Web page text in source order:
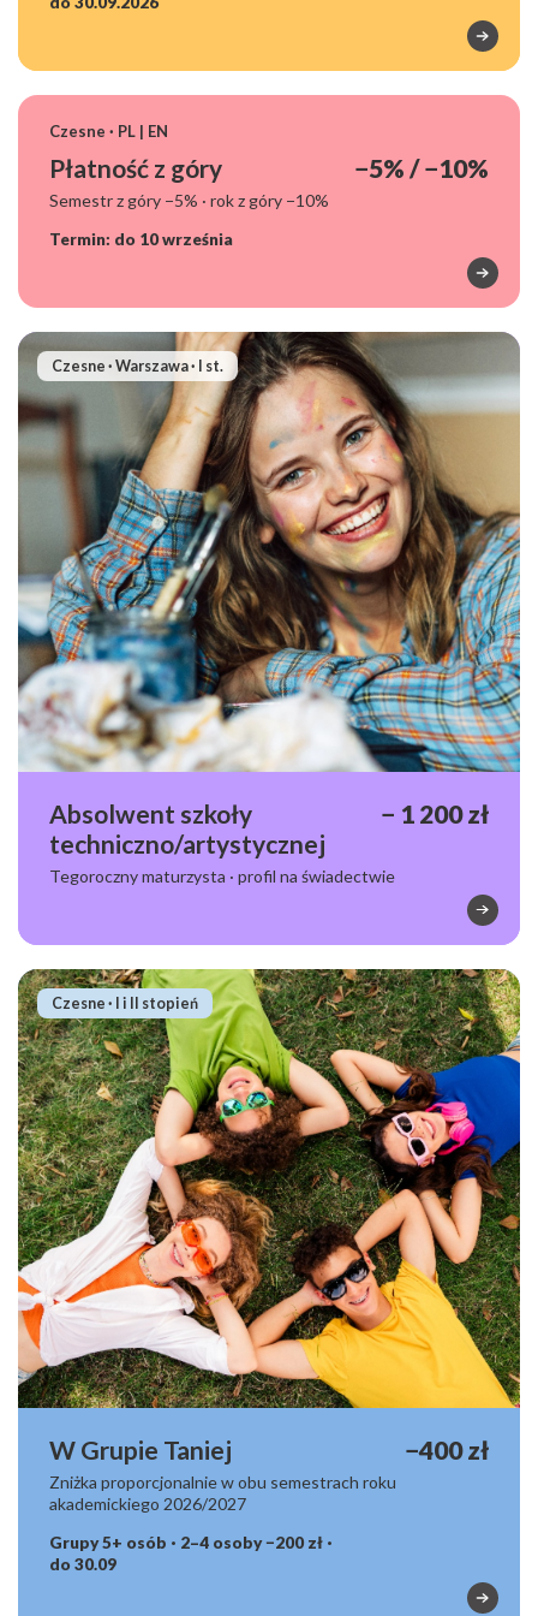
Czesne · PL | EN
Płatność z góry −5% / −10%
Semestr z góry −5% · rok z góry −10%
Termin: do 10 września
Zniżki i promocje
Czesne · Warszawa · I st.
Absolwent szkoły
techniczno/artystycznej
− 1 200 zł
Tegoroczny maturzysta · profil na świadectwie
Zniżki i promocje
Czesne · I i II stopień
W Grupie Taniej −400 zł
Zniżka proporcjonalnie w obu semestrach roku
akademickiego 2026/2027
Grupy 5+ osób · 2–4 osoby −200 zł ·
do 30.09
Zniżki i promocje